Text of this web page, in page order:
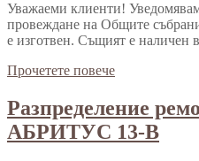
Уважаеми клиенти!
провеждане на Общите
е изготвен. Същият е
Прочетете повече
Разпределение
АБРИТУС 13-В